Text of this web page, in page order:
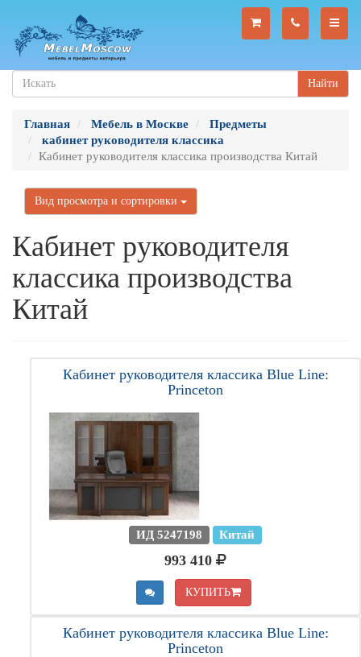
Найти
Главная Мебель в Москве
Предметы
кабинет руководителя классика
Кабинет руководителя классика производства Китай
Вид просмотра и сортировки
Кабинет руководителя
классика производства
Китай
Кабинет руководителя классика Blue Line:
Princeton
ИД 5247198 Китай
993 410
КУПИТЬ
Кабинет руководителя классика Blue Line:
Princeton